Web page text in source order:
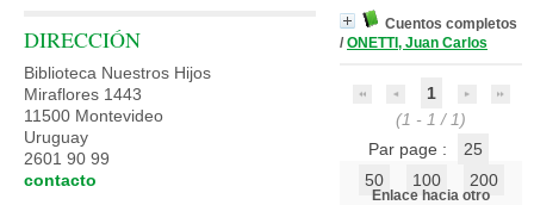
Cuentos completos
/ ONETTI, Juan Carlos
1
(1 - 1 / 1)
Par page :
25
50
100 200
Enlace hacia otro
DIRECCIÓN
Biblioteca Nuestros Hijos
Miraflores 1443
11500 Montevideo
Uruguay
2601 90 99
contacto